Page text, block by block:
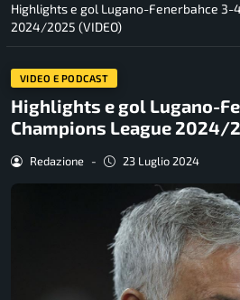
Highlights e gol Lugano-Fenerbahce 3-
2024/2025 (VIDEO)
VIDEO E PODCAST
Highlights e gol Lugano-
Champions League 2024/
Redazione - 23 Luglio 2024